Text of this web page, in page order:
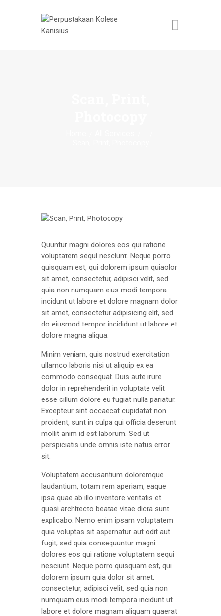
Quuntur magni dolores eos qui ratione
voluptatem sequi nesciunt. Neque porro
quisquam est, qui dolorem ipsum quiaolor
sit amet, consectetur, adipisci velit, sed
quia non numquam eius modi tempora
incidunt ut labore et dolore magnam dolor
sit amet, consectetur adipisicing elit, sed
do eiusmod tempor incididunt ut labore et
dolore magna aliqua.
Minim veniam, quis nostrud exercitation
ullamco laboris nisi ut aliquip ex ea
commodo consequat. Duis aute irure
dolor in reprehenderit in voluptate velit
esse cillum dolore eu fugiat nulla pariatur.
Excepteur sint occaecat cupidatat non
proident, sunt in culpa qui officia deserunt
mollit anim id est laborum. Sed ut
perspiciatis unde omnis iste natus error
sit.
Voluptatem accusantium doloremque
laudantium, totam rem aperiam, eaque
ipsa quae ab illo inventore veritatis et
quasi architecto beatae vitae dicta sunt
explicabo. Nemo enim ipsam voluptatem
quia voluptas sit aspernatur aut odit aut
fugit, sed quia consequuntur magni
dolores eos qui ratione voluptatem sequi
nesciunt. Neque porro quisquam est, qui
dolorem ipsum quia dolor sit amet,
consectetur, adipisci velit, sed quia non
numquam eius modi tempora incidunt ut
labore et dolore magnam aliquam quaerat